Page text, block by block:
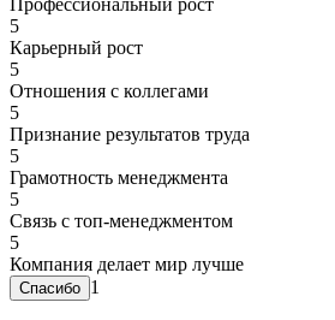
5
Карьерный рост
5
Отношения с коллегами
5
Признание результатов труда
5
Грамотность менеджмента
5
Связь с топ-менеджментом
5
Компания делает мир лучше
1